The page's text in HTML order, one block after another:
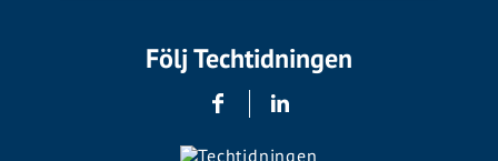
Följ Techtidningen